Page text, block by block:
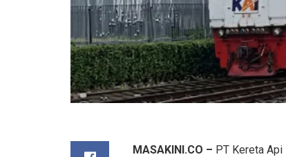
MASAKINI.CO – PT Kereta